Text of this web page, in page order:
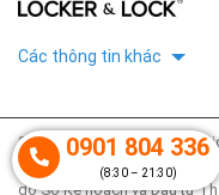
Các thông tin khác
2020 © thegioitulocker. All
Công ty TNHH Locker &
do Sở Kế hoạch và Đầu tư
0901 804 336
(8:30 – 21:30)